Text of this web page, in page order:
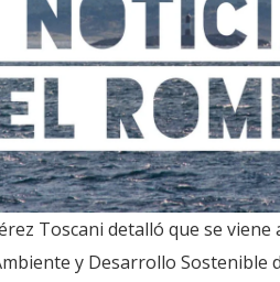
Toscani detalló que se
y Desarrollo Sostenible